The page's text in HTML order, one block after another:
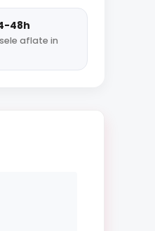
48h
aflate in